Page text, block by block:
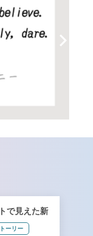
で見えた新
式会社 管理
ーリー